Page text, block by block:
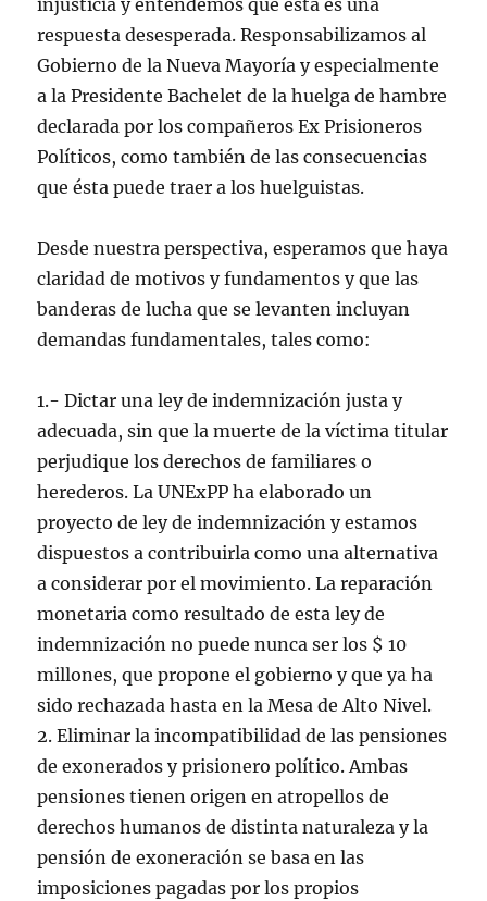
injusticia y entendemos que esta es una
respuesta desesperada. Responsabilizamos al
Gobierno de la Nueva Mayoría y especialmente
a la Presidente Bachelet de la huelga de hambre
declarada por los compañeros Ex Prisioneros
Políticos, como también de las consecuencias
que ésta puede traer a los huelguistas.
Desde nuestra perspectiva, esperamos que haya
claridad de motivos y fundamentos y que las
banderas de lucha que se levanten incluyan
demandas fundamentales, tales como:
1.- Dictar una ley de indemnización justa y
adecuada, sin que la muerte de la víctima titular
perjudique los derechos de familiares o
herederos. La UNExPP ha elaborado un
proyecto de ley de indemnización y estamos
dispuestos a contribuirla como una alternativa
a considerar por el movimiento. La reparación
monetaria como resultado de esta ley de
indemnización no puede nunca ser los $ 10
millones, que propone el gobierno y que ya ha
sido rechazada hasta en la Mesa de Alto Nivel.
2. Eliminar la incompatibilidad de las pensiones
de exonerados y prisionero político. Ambas
pensiones tienen origen en atropellos de
derechos humanos de distinta naturaleza y la
pensión de exoneración se basa en las
imposiciones pagadas por los propios